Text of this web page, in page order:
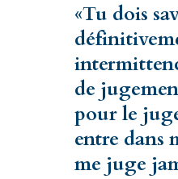
«Tu dois
de
pour le
entre dans
me juge